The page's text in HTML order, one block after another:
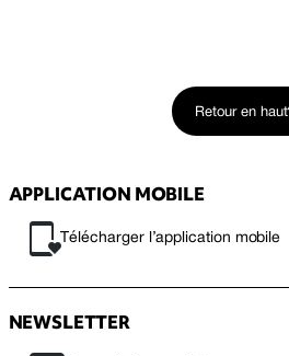
Retour en haut
APPLICATION MOBILE
Télécharger l’application mobile
NEWSLETTER